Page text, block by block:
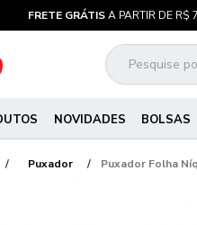
FRETE GRÁTISA PARTIR DE R$
NOVIDADES BOLSAS
Puxador Puxador Folha